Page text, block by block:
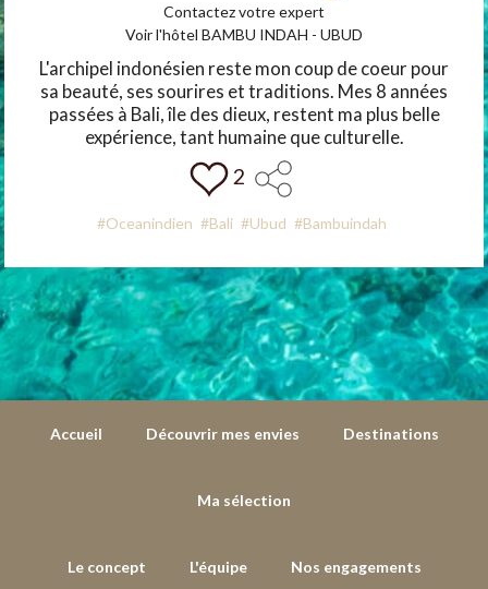
de coeur pour
Mes 8 années
ma plus belle
Contactez votre
Voir l'hôtel LE BAMBOU -
Ambiance décontractée pour
dans l'eau. Les cases créoles
dépaysment dès notre arrivée.
Le vivier de langoustes
#Lebambou-
Accueil Découvrir mes envies Destinations
Ma sélection
Le concept L'équipe Nos engagements